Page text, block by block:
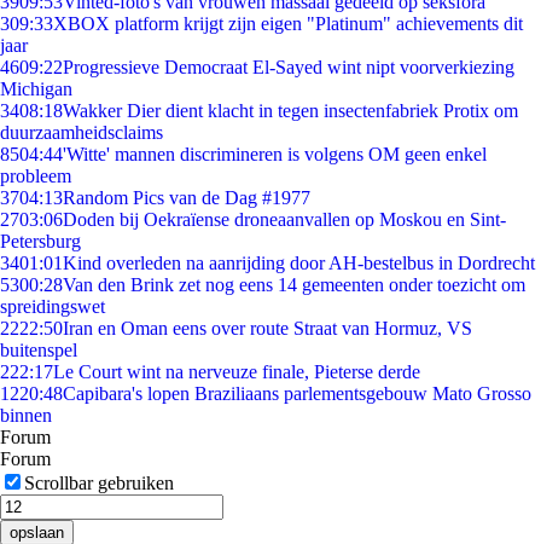
309:33XBOX platform krijgt zijn eigen "Platinum" achievements dit
jaar
4609:22Progressieve Democraat El-Sayed wint nipt voorverkiezing
Michigan
3408:18Wakker Dier dient klacht in tegen insectenfabriek Protix om
duurzaamheidsclaims
8504:44'Witte' mannen discrimineren is volgens OM geen enkel
probleem
3704:13Random Pics van de Dag #1977
2703:06Doden bij Oekraïense droneaanvallen op Moskou en Sint-
Petersburg
3401:01Kind overleden na aanrijding door AH-bestelbus in Dordrecht
5300:28Van den Brink zet nog eens 14 gemeenten onder toezicht om
spreidingswet
2222:50Iran en Oman eens over route Straat van Hormuz, VS
buitenspel
222:17Le Court wint na nerveuze finale, Pieterse derde
1220:48Capibara's lopen Braziliaans parlementsgebouw Mato Grosso
binnen
Forum
Forum
Scrollbar gebruiken
opslaan